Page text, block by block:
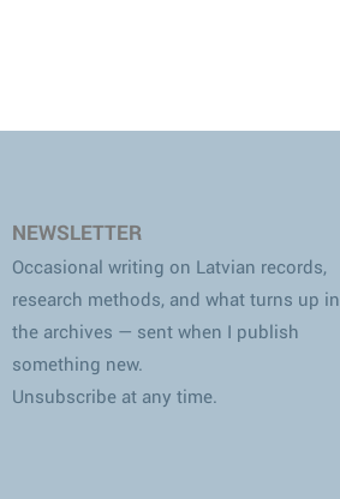
NEWSLETTER
Occasional writing on Latvian records,
research methods, and what turns up in
the archives — sent when I publish
something new.
Unsubscribe at any time.